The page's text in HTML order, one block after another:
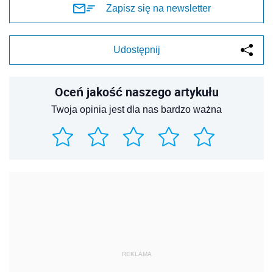
Zapisz się na newsletter
Udostępnij
Oceń jakość naszego artykułu
Twoja opinia jest dla nas bardzo ważna
REKLAMA